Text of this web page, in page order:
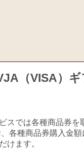
（VISA）
スでは各種商品券
各種商品券購入金
けます。